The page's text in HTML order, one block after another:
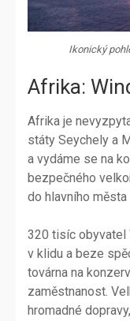
Ikonický
Afrika:
Afrika je
státy Seychely a
a vydáme se na
bezpečného
do hlavního
320 tisíc obyvatel
v klidu a beze
továrna na
zaměstnanost.
hromadné